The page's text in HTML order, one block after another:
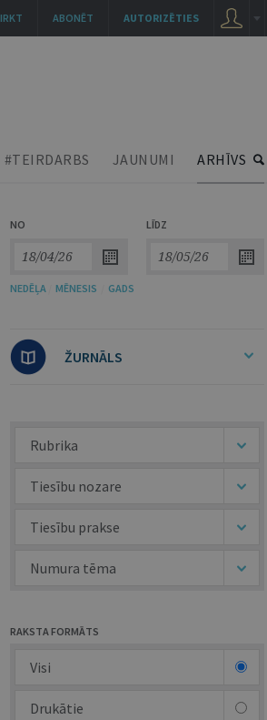
#TEIRDARBS JAUNUMI ARHĪVS
NO LĪDZ
NEDĒĻA MĒNESIS GADS
ŽURNĀLS
Rubrika
Tiesību nozare
Tiesību prakse
Numura tēma
RAKSTA FORMĀTS
Visi
Drukātie
AUTORIZĒTIES
ABONĒT